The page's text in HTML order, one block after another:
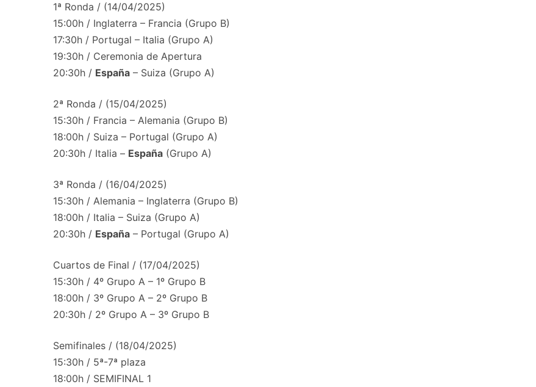
1ª Ronda / (14/04/2025)
15:00h / Inglaterra – Francia (Grupo B)
17:30h / Portugal – Italia (Grupo A)
19:30h / Ceremonia de Apertura
20:30h / España – Suiza (Grupo A)
2ª Ronda / (15/04/2025)
15:30h / Francia – Alemania (Grupo B)
18:00h / Suiza – Portugal (Grupo A)
20:30h / Italia – España (Grupo A)
3ª Ronda / (16/04/2025)
15:30h / Alemania – Inglaterra (Grupo B)
18:00h / Italia – Suiza (Grupo A)
20:30h / España – Portugal (Grupo A)
Cuartos de Final / (17/04/2025)
15:30h / 4º Grupo A – 1º Grupo B
18:00h / 3º Grupo A – 2º Grupo B
20:30h / 2º Grupo A – 3º Grupo B
Semifinales / (18/04/2025)
15:30h / 5ª-7ª plaza
18:00h / SEMIFINAL 1